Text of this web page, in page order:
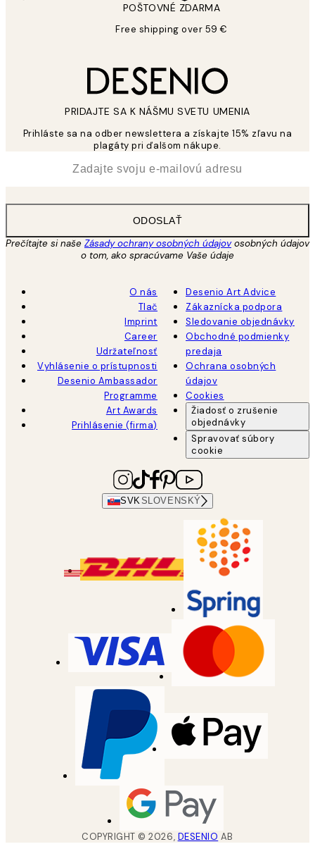
POŠTOVNÉ ZDARMA
Free shipping over 59 €
PRIDAJTE SA K NÁŠMU SVETU UMENIA
Prihláste sa na odber newslettera a získajte 15% zľavu na
plagáty pri ďalšom nákupe.
ODOSLAŤ
Prečítajte si naše Zásady ochrany osobných údajovosobných údajov
o tom, ako spracúvame Vaše údaje
O nás
Tlač
Imprint
Career
Udržateľnosť
Vyhlásenie o prístupnosti
Desenio Ambassador
Programme
Art Awards
Prihlásenie (firma)
Desenio Art Advice
Zákaznícka podpora
Sledovanie objednávky
Obchodné podmienky
predaja
Ochrana osobných
údajov
Cookies
Žiadosť o zrušenie
objednávky
Spravovať súbory
cookie
SVKSLOVENSKÝ
COPYRIGHT ©2026, DESENIO AB